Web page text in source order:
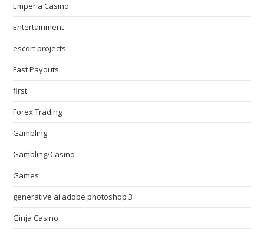
Emperia Casino
Entertainment
escort projects
Fast Payouts
first
Forex Trading
Gambling
Gambling/Casino
Games
generative ai adobe photoshop 3
Ginja Casino